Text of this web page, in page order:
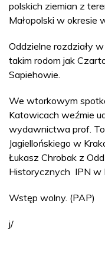
polskich ziemian z
Małopolski w okresie
Oddzielne rozdziały
takim rodom jak
Sapiehowie.
We wtorkowym
Katowicach weźmie
wydawnictwa prof.
Jagiellońskiego w
Łukasz Chrobak z
Historycznych IPN w
Wstęp wolny. (PAP)
j/